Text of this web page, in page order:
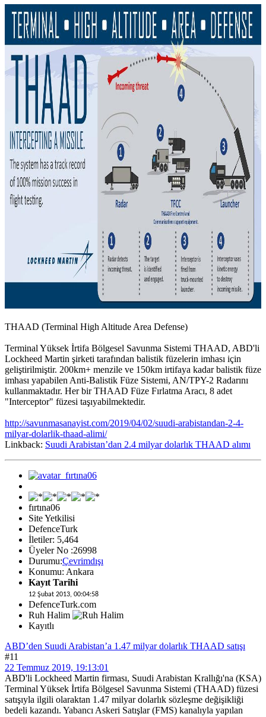
THAAD (Terminal High Altitude Area Defense)
Terminal Yüksek İrtifa Bölgesel Savunma Sistemi THAAD, ABD'li
Lockheed Martin şirketi tarafından balistik füzelerin imhası için
geliştirilmiştir. 200km+ menzile ve 150km irtifaya kadar balistik füze
imhası yapabilen Anti-Balistik Füze Sistemi, AN/TPY-2 Radarını
kullanmaktadır. Her bir THAAD Füze Fırlatma Aracı, 8 adet
"Interceptor" füzesi taşıyabilmektedir.
http://savunmasanayist.com/2019/04/02/suudi-arabistandan-2-4-
milyar-dolarlik-thaad-alimi/
Linkback: Suudi Arabistan’dan 2.4 milyar dolarlık THAAD alımı
fırtına06
Site Yetkilisi
DefenceTurk
İletiler: 5,464
Üyeler No :26998
Durumu:Çevrimdışı
Konumu: Ankara
Kayıt Tarihi
12 Şubat 2013, 00:04:58
DefenceTurk.com
Ruh Halim
Kayıtlı
ABD’den Suudi Arabistan’a 1.47 milyar dolarlık THAAD satışı
#11
22 Temmuz 2019, 19:13:01
ABD'li Lockheed Martin firması, Suudi Arabistan Krallığı'na (KSA)
Terminal Yüksek İrtifa Bölgesel Savunma Sistemi (THAAD) füzesi
satışıyla ilgili olaraktan 1.47 milyar dolarlık sözleşme değişikliği
bedeli kazandı. Yabancı Askeri Satışlar (FMS) kanalıyla yapılan